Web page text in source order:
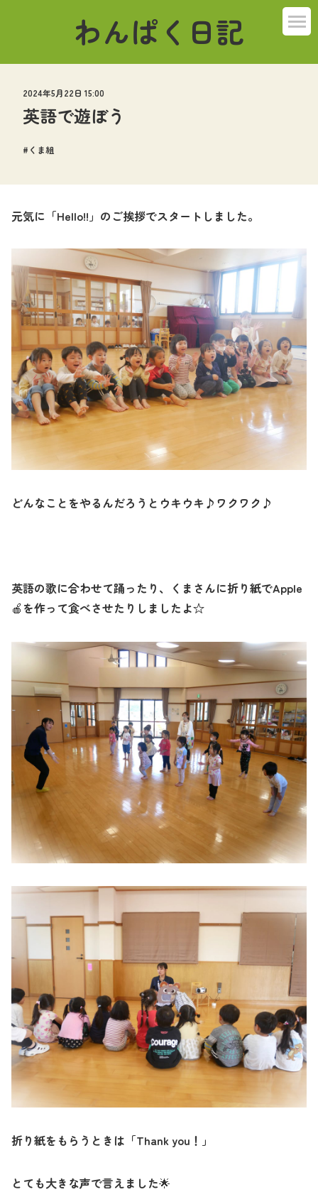
わんぱく日記
2024年5月22日 15:00
英語で遊ぼう
くま組
元気に「Hello!! 」のご挨拶でスタートしました。
どんなことをやるんだろうとウキウキ♪ワクワク♪
英語の歌に合わせて踊ったり、くまさんに折り紙でApple
🍎 を作って食べさせたりしましたよ☆
折り紙をもらうときは「Thank you ！」
とても大きな声で言えました🌟